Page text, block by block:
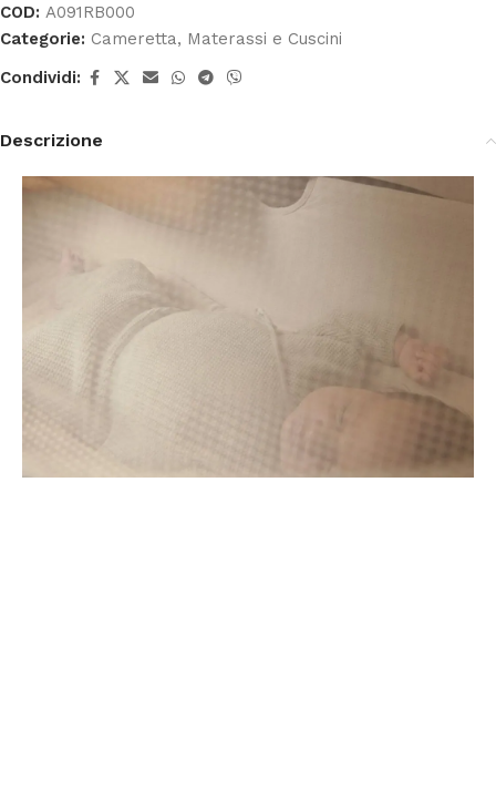
COD: A091RB000
Categorie: Cameretta, Materassi e Cuscini
Condividi:
Descrizione